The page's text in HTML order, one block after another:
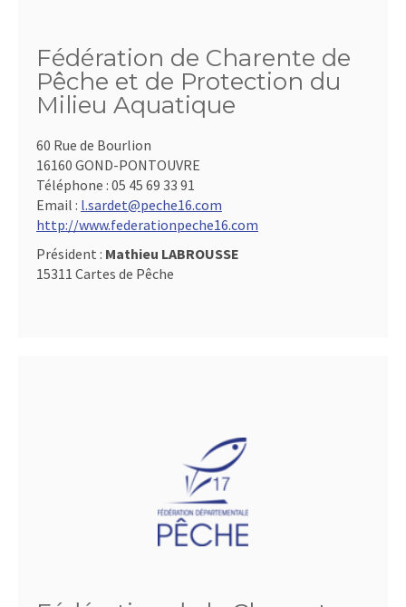
Fédération de Charente de
Pêche et de Protection du
Milieu Aquatique
60 Rue de Bourlion
16160 GOND-PONTOUVRE
Téléphone : 05 45 69 33 91
Email : l.sardet@peche16.com
http://www.federationpeche16.com
Président : Mathieu LABROUSSE
15311 Cartes de Pêche